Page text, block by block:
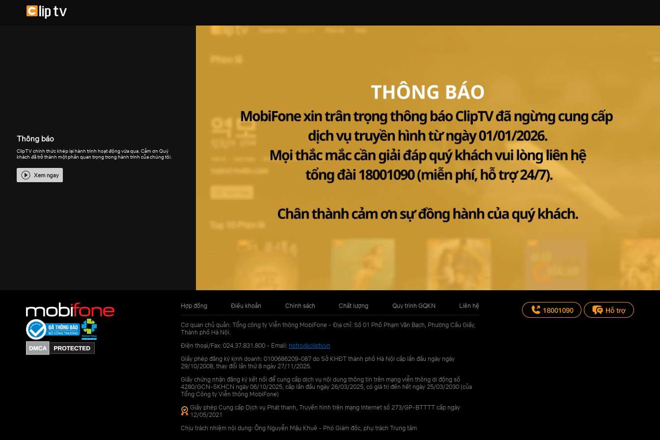
Thông báo
ClipTV chính thức khép lại hành trình hoạt động vừa qua. Cảm ơn Quý
khách đã trở thành một phần quan trọng trong hành trình của chúng tôi.
Xem ngay
Hợp đồng Điều khoản Chính sách Chất lượng Quy trình GQKN Liên hệ
Cơ quan chủ quản: Tổng công ty Viễn thông MobiFone - Địa chỉ: Số 01 Phố Phạm Văn Bạch, Phường Cầu Giấy,
Thành phố Hà Nội.
Điện thoại/Fax: 024.37.831.800 - Email: hotro@cliptv.vn
Giấy phép đăng ký kinh doanh: 0100686209-087 do Sở KHĐT thành phố Hà Nội cấp lần đầu ngày ngày
29/10/2008, thay đổi lần thứ 8 ngày 27/11/2025.
Giấy chứng nhận đăng ký kết nối để cung cấp dịch vụ nội dung thông tin trên mạng viễn thông di động số
4280/GCN-SKHCN ngày 06/10/2025, cấp lần đầu ngày 26/03/2025, có giá trị đến hết ngày 25/03/2030 (của
Tổng Công ty Viễn thông MobiFone)
Giấy phép Cung cấp Dịch vụ Phát thanh, Truyền hình trên mạng Internet số 273/GP-BTTTT cấp ngày
12/05/2021
Chịu trách nhiệm nội dung: Ông Nguyễn Mậu Khuê - Phó Giám đốc, phụ trách Trung tâm